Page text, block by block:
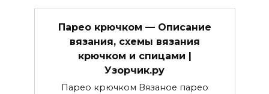
Парео крючком — Описание
вязания, схемы вязания
крючком и спицами |
Узорчик.ру
Парео крючком Вязаное парео